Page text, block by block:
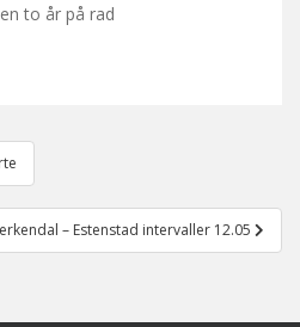
to år på rad
– Estenstad intervaller 12.05